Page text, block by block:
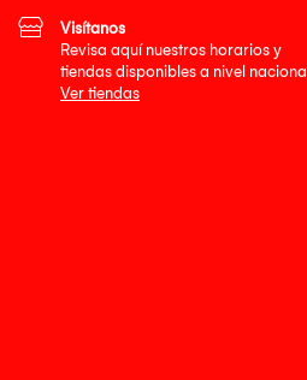
Visítanos
Revisa aquí nuestros horarios y
tiendas disponibles a nivel nacional
Ver tiendas